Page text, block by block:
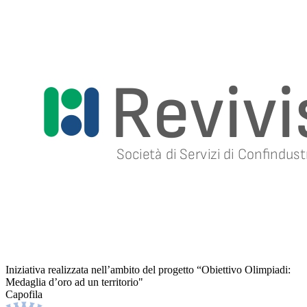
Iniziativa realizzata nell’ambito del progetto “Obiettivo Olimpiadi:
Medaglia d’oro ad un territorio"
Capofila